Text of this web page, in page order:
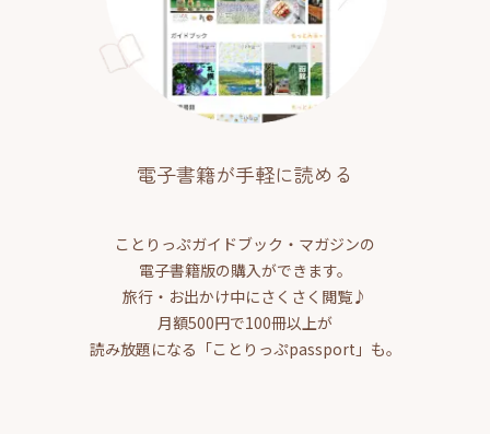
電子書籍が手軽に読める
ことりっぷガイドブック・マガジンの
電子書籍版の購入ができます。
旅行・お出かけ中にさくさく閲覧♪
月額500円で100冊以上が
読み放題になる「ことりっぷpassport」も。